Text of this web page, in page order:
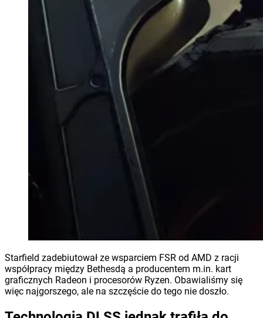
Starfield zadebiutował ze wsparciem FSR od AMD z racji
współpracy między Bethesdą a producentem m.in. kart
graficznych Radeon i procesorów Ryzen. Obawialiśmy się
więc najgorszego, ale na szczęście do tego nie doszło.